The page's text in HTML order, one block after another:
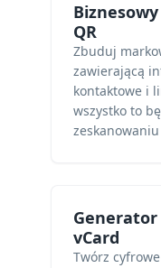
QR
Zbuduj
zawierającą
kontaktowe i
wszystko to
Generator
vCard
Twórz